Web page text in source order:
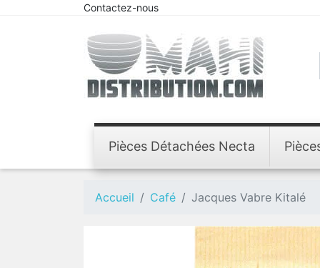
Contactez-nous
Pièces Détachées Necta
Accueil Café Jacques Vabre Kitalé